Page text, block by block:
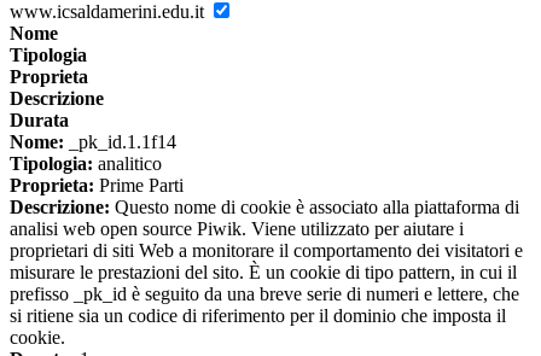
www.icsaldamerini.edu.it
Nome
Tipologia
Proprieta
Descrizione
Durata
Nome: _pk_id.1.1f14
Tipologia: analitico
Proprieta: Prime Parti
Descrizione: Questo nome di cookie è associato alla piattaforma di
analisi web open source Piwik. Viene utilizzato per aiutare i
proprietari di siti Web a monitorare il comportamento dei visitatori e
misurare le prestazioni del sito. È un cookie di tipo pattern, in cui il
prefisso _pk_id è seguito da una breve serie di numeri e lettere, che
si ritiene sia un codice di riferimento per il dominio che imposta il
cookie.